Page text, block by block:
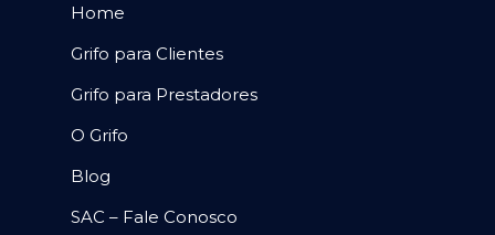
Home
Grifo para Clientes
Grifo para Prestadores
O Grifo
Blog
SAC – Fale Conosco